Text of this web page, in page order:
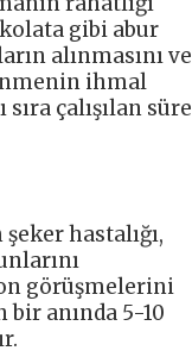
gibi abur
alınmasını ve
ihmal
çalışılan süre
hastalığı,
görüşmelerini
anında 5-10